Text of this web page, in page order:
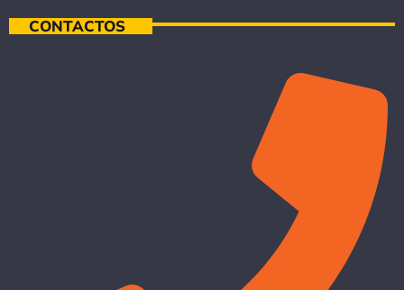
CONTACTOS